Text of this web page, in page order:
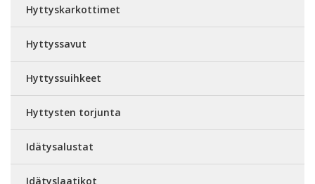
Hyttyskarkottimet
Hyttyssavut
Hyttyssuihkeet
Hyttysten torjunta
Idätysalustat
Idätyslaatikot